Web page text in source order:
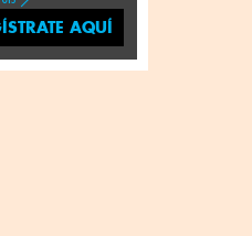
AQUÍ